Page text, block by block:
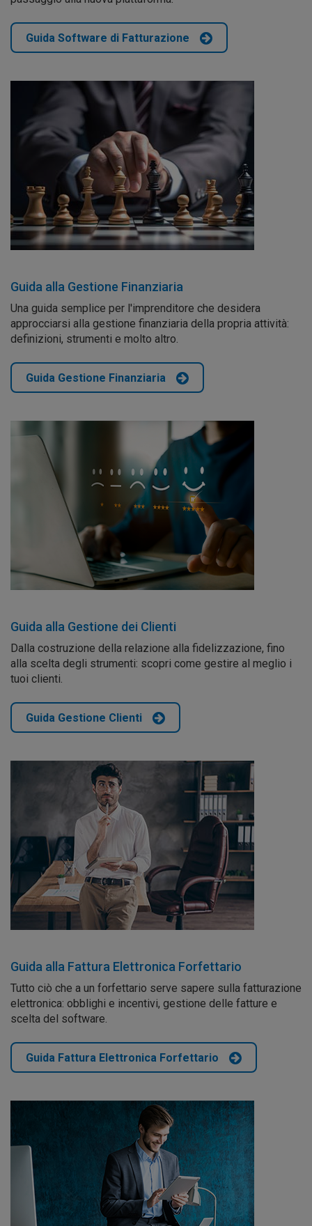
Guida Software di Fatturazione
Guida alla Gestione Finanziaria
Una guida semplice per l'imprenditore che desidera
approcciarsi alla gestione finanziaria della propria attività:
definizioni, strumenti e molto altro.
Guida Gestione Finanziaria
Guida alla Gestione dei Clienti
Dalla costruzione della relazione alla fidelizzazione, fino
alla scelta degli strumenti: scopri come gestire al meglio i
tuoi clienti.
Guida Gestione Clienti
Guida alla Fattura Elettronica Forfettario
Tutto ciò che a un forfettario serve sapere sulla fatturazione
elettronica: obblighi e incentivi, gestione delle fatture e
scelta del software.
Guida Fattura Elettronica Forfettario